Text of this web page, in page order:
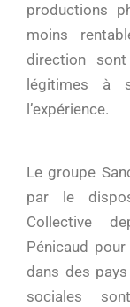
productions
moins
direction
légitimes à
l’expérience.
Le groupe
par le
Collective
Pénicaud
dans des
sociales